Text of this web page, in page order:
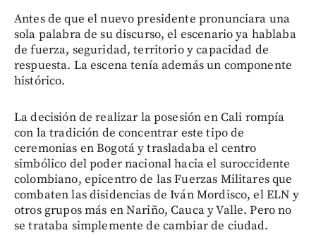
Antes de que el nuevo presidente pronunciara una
sola palabra de su discurso, el escenario ya hablaba
de fuerza, seguridad, territorio y capacidad de
respuesta. La escena tenía además un componente
histórico.
La decisión de realizar la posesión en Cali rompía
con la tradición de concentrar este tipo de
ceremonias en Bogotá y trasladaba el centro
simbólico del poder nacional hacia el suroccidente
colombiano, epicentro de las Fuerzas Militares que
combaten las disidencias de Iván Mordisco, el ELN y
otros grupos más en Nariño, Cauca y Valle. Pero no
se trataba simplemente de cambiar de ciudad.